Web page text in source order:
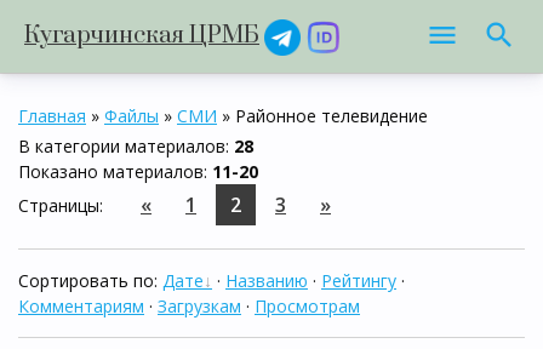
Кугарчинская ЦРМБ
Главная » Файлы » СМИ » Районное телевидение
В категории материалов: 28
Показано материалов: 11-20
Страницы: « 1 2 3 »
Сортировать по: Дате · Названию · Рейтингу ·
Комментариям · Загрузкам · Просмотрам